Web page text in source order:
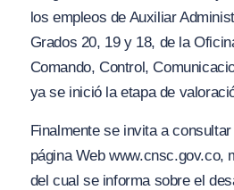
los empleos de Auxiliar
Grados 20, 19 y 18, de la
Comando, Control,
ya se inició la etapa de
Finalmente se invita a
página Web www.cnsc.gov.co,
del cual se informa sobre el